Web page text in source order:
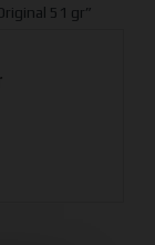
51 gr”